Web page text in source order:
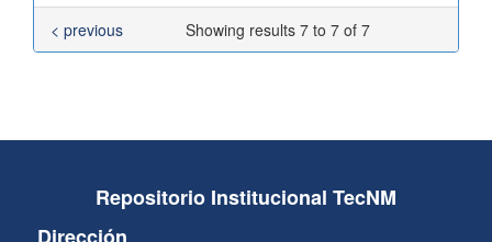
Showing results 7 to 7 of 7
< previous
Repositorio Institucional TecNM